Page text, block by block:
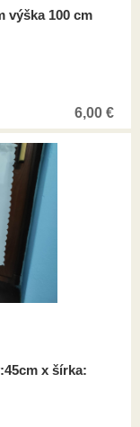
výška 100 cm
6,00 €
x šírka: